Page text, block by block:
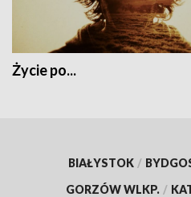
Życie po...
BIAŁYSTOK /
GORZÓW WLKP. /